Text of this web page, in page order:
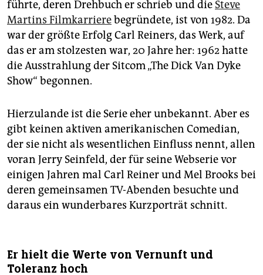
führte, deren Drehbuch er schrieb und die Steve
Martins Filmkarrierebegründete, ist von 1982. Da
war der größte Erfolg Carl Reiners, das Werk, auf
das er am stolzesten war, 20 Jahre her: 1962 hatte
die Ausstrahlung der Sitcom „The Dick Van Dyke
Show“ begonnen.
Hierzulande ist die Serie eher unbekannt. Aber es
gibt keinen aktiven amerikanischen Comedian,
der sie nicht als wesentlichen Einfluss nennt, allen
voran Jerry Seinfeld, der für seine Webserie vor
einigen Jahren mal Carl Reiner und Mel Brooks bei
deren gemeinsamen TV-Abenden besuchte und
daraus ein wunderbares Kurzporträt schnitt.
Er hielt die Werte von Vernunft und
Toleranz hoch